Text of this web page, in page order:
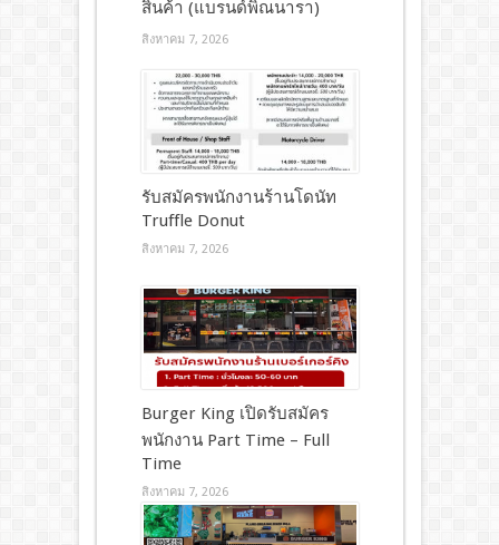
สินค้า (แบรนด์พิณนารา)
สิงหาคม 7, 2026
รับสมัครพนักงานร้านโดนัท
Truffle Donut
สิงหาคม 7, 2026
Burger King เปิดรับสมัคร
พนักงาน Part Time – Full
Time
สิงหาคม 7, 2026